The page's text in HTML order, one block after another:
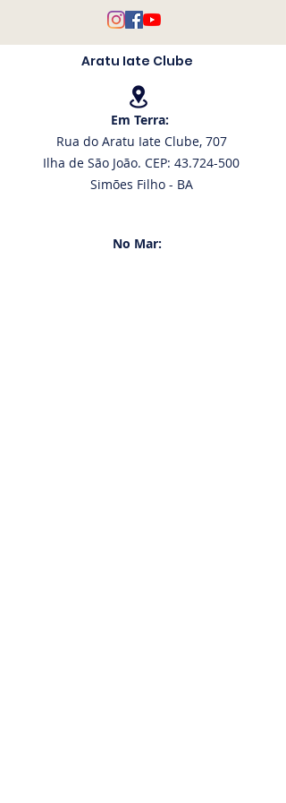
Aratu Iate Clube
Em Terra:
Rua do Aratu Iate Clube, 707
Ilha de São João. CEP: 43.724-500
Simões Filho - BA
No Mar: